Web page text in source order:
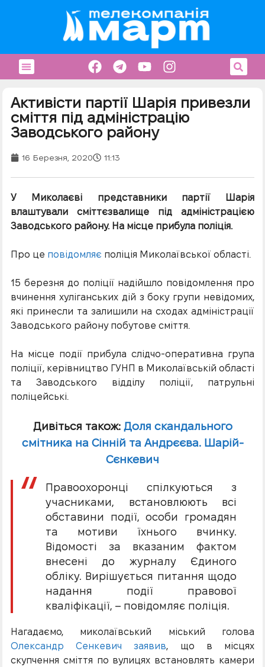
Активісти партії Шарія привезли
сміття під адміністрацію
Заводського району
16 Березня, 2020 11:13
У Миколаєві представники партії Шарія
влаштували сміттєзвалище під адміністрацією
Заводського району. На місце прибула поліція.
Про це повідомляє поліція Миколаївської області.
15 березня до поліції надійшло повідомлення про
вчинення хуліганських дій з боку групи невідомих,
які принесли та залишили на сходах адміністрації
Заводського району побутове сміття.
На місце події прибула слідчо-оперативна група
поліції, керівництво ГУНП в Миколаївській області
та Заводського відділу поліції, патрульні
поліцейські.
Дивіться також: Доля скандального
смітника на Сінній та Андрєєва. Шарій-
Сєнкевич
Правоохоронці спілкуються з
учасниками, встановлюють всі
обставини події, особи громадян
та мотиви їхнього вчинку.
Відомості за вказаним фактом
внесені до журналу Єдиного
обліку. Вирішується питання щодо
надання події правової
кваліфікації, – повідомляє поліція.
Нагадаємо, миколаївський міський голова
Олександр Сенкевич заявив, що в місцях
скупчення сміття по вулицях встановлять камери